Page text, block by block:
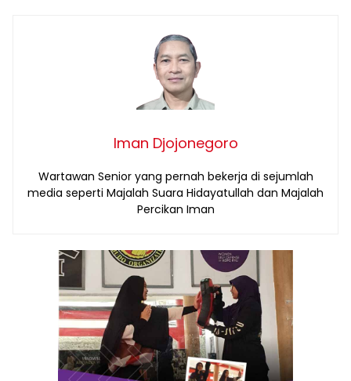
Iman Djojonegoro
Wartawan Senior yang pernah bekerja di sejumlah
media seperti Majalah Suara Hidayatullah dan Majalah
Percikan Iman